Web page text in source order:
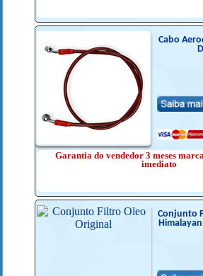
Cabo
Garantia do vendedor 3 meses
imediato
Conjunto